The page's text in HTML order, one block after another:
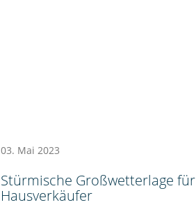
03. Mai 2023
Stürmische Großwetterlage für
Hausverkäufer